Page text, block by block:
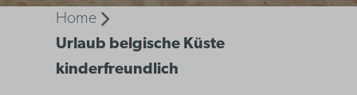
Home
Urlaub belgische Küste
kinderfreundlich